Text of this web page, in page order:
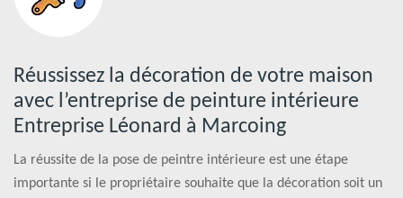
Réussissez la décoration de votre maison
avec l’entreprise de peinture intérieure
Entreprise Léonard à Marcoing
La réussite de la pose de peintre intérieure est une étape
importante si le propriétaire souhaite que la décoration soit un